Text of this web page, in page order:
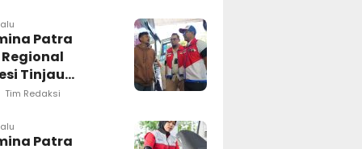
Patra
Tinjau
Pelayanan
Distribusi
Tim Redaksi
Patra